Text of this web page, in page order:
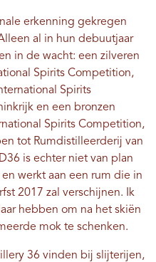
erkenning gekregen
al in hun debuutjaar
in de wacht: een zilveren
Spirits Competition,
Spirits
en een bronzen
Spirits Competition,
tot Rumdistilleerderij van
is echter niet van plan
werkt aan een rum die in
2017 zal verschijnen. Ik
hebben om na het skiën
mok te schenken.
36 vinden bij slijterijen,